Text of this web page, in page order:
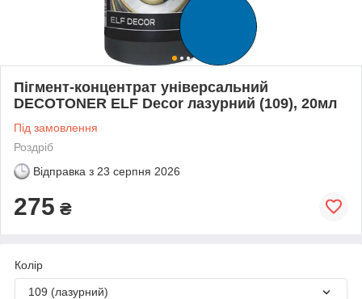
Пігмент-концентрат універсальний
DECOTONER ELF Decor лазурний (109), 20мл
Під замовлення
Роздріб
Відправка з 23 серпня 2026
275 ₴
Колір
109 (лазурний)